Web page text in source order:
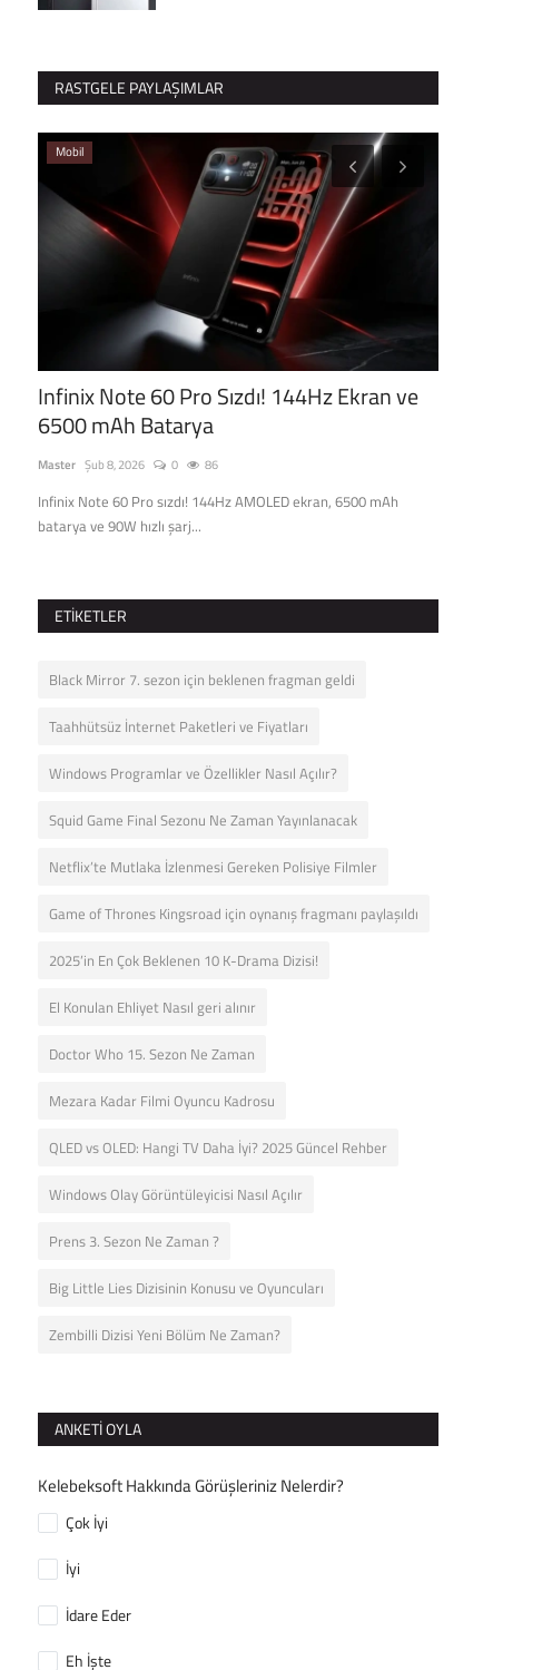
RASTGELE PAYLAŞIMLAR
Mobil
Infinix Note 60 Pro Sızdı! 144Hz Ekran ve
6500 mAh Batarya
Master Şub 8, 2026 0 86
Infinix Note 60 Pro sızdı! 144Hz AMOLED ekran, 6500 mAh
batarya ve 90W hızlı şarj...
ETIKETLER
Black Mirror 7. sezon için beklenen fragman geldi
Taahhütsüz İnternet Paketleri ve Fiyatları
Windows Programlar ve Özellikler Nasıl Açılır?
Squid Game Final Sezonu Ne Zaman Yayınlanacak
Netflix’te Mutlaka İzlenmesi Gereken Polisiye Filmler
Game of Thrones Kingsroad için oynanış fragmanı paylaşıldı
2025’in En Çok Beklenen 10 K-Drama Dizisi!
El Konulan Ehliyet Nasıl geri alınır
Doctor Who 15. Sezon Ne Zaman
Mezara Kadar Filmi Oyuncu Kadrosu
QLED vs OLED: Hangi TV Daha İyi? 2025 Güncel Rehber
Windows Olay Görüntüleyicisi Nasıl Açılır
Prens 3. Sezon Ne Zaman ?
Big Little Lies Dizisinin Konusu ve Oyuncuları
Zembilli Dizisi Yeni Bölüm Ne Zaman?
ANKETI OYLA
Kelebeksoft Hakkında Görüşleriniz Nelerdir?
Çok İyi
İyi
İdare Eder
Eh İşte